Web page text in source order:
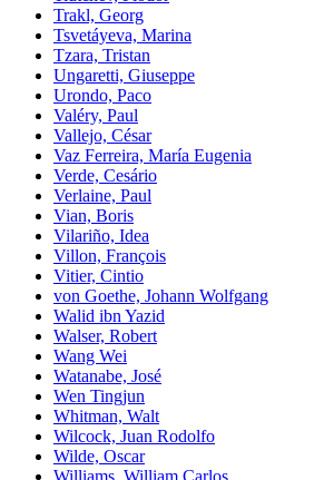
Trakl, Georg
Tsvetáyeva, Marina
Tzara, Tristan
Ungaretti, Giuseppe
Urondo, Paco
Valéry, Paul
Vallejo, César
Vaz Ferreira, María Eugenia
Verde, Cesário
Verlaine, Paul
Vian, Boris
Vilariño, Idea
Villon, François
Vitier, Cintio
von Goethe, Johann Wolfgang
Walid ibn Yazid
Walser, Robert
Wang Wei
Watanabe, José
Wen Tingjun
Whitman, Walt
Wilcock, Juan Rodolfo
Wilde, Oscar
Williams, William Carlos